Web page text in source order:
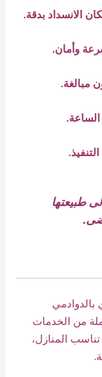
الانسداد بدقة.
وأمان.
مبالغة.
طبيعتها
من الخدمات
المنازل،